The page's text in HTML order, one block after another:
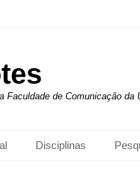
de Comunicação
Disciplinas